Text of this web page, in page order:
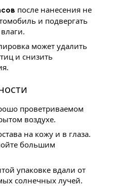
после нанесения не
и подвергать
может удалить
и снизить
проветриваемом
воздухе.
на кожу и в глаза.
большим
упаковке вдали от
солнечных лучей.